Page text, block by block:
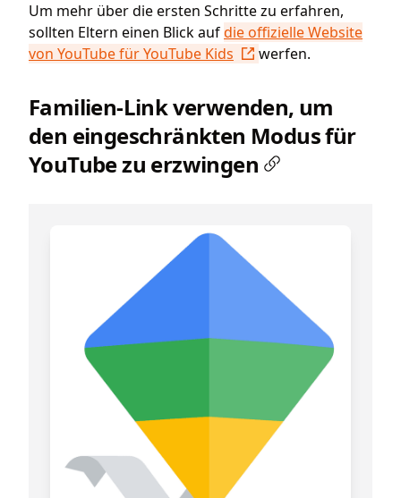
Um mehr über die ersten Schritte zu erfahren,
sollten Eltern einen Blick aufdie offizielle Website
von YouTube für YouTube Kids
werfen.
Familien-Link verwenden, um
den eingeschränkten Modus für
YouTube zu erzwingen